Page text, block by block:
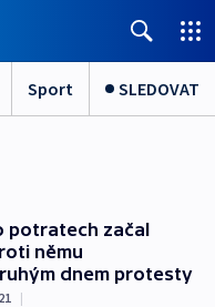
Sport SLEDOVAT
potratech začal
němu
dnem protesty
|